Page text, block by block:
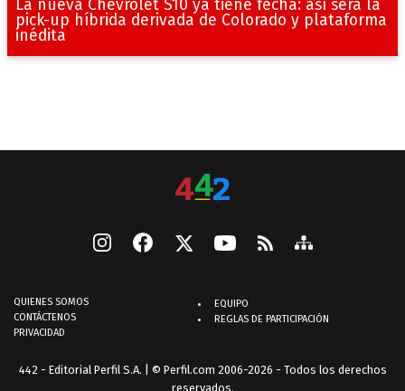
La nueva Chevrolet S10 ya tiene fecha: así será la
pick-up híbrida derivada de Colorado y plataforma
inédita
QUIENES SOMOS
CONTÁCTENOS
PRIVACIDAD
EQUIPO
REGLAS DE PARTICIPACIÓN
442 - Editorial Perfil S.A. | © Perfil.com 2006-2026 - Todos los derechos
reservados.